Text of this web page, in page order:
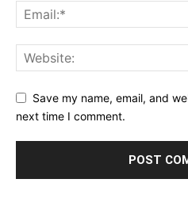
Save my name, email, and
next time I comment.